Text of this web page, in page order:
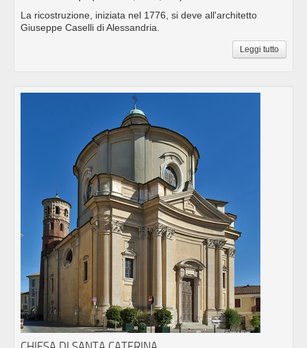
La ricostruzione, iniziata nel 1776, si deve all'architetto
Giuseppe Caselli di Alessandria.
Leggi tutto